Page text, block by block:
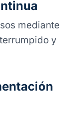
mediante
y